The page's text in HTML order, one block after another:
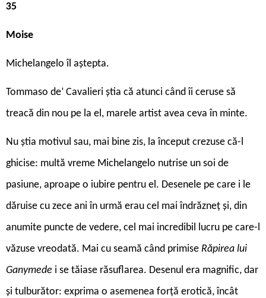
35
Moise
Michelangelo îl aștepta.
Tommaso de’ Cavalieri știa că atunci când îi ceruse să
treacă din nou pe la el, marele artist avea ceva în minte.
Nu știa motivul sau, mai bine zis, la început crezuse că-l
ghicise: multă vreme Michelangelo nutrise un soi de
pasiune, aproape o iubire pentru el. Desenele pe care i le
dăruise cu zece ani în urmă erau cel mai îndrăzneț și, din
anumite puncte de vedere, cel mai incredibil lucru pe care-l
văzuse vreodată. Mai cu seamă când primise Răpirea lui
Ganymede i se tăiase răsuflarea. Desenul era magnific, dar
și tulburător: exprima o asemenea forță erotică, încât